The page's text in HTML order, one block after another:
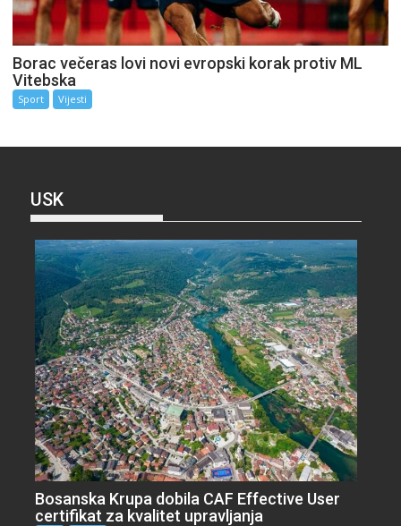
Borac večeras lovi novi evropski korak protiv ML
Vitebska
Sport Vijesti
USK
Bosanska Krupa dobila CAF Effective User
certifikat za kvalitet upravljanja